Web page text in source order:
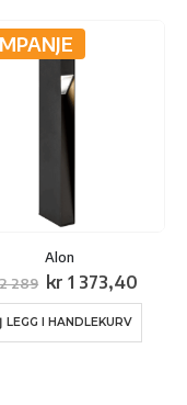
Alon
289 Opprinnelig
var:
kr 2
289.
kr 1 373,40
LEGG I HANDLEKURV